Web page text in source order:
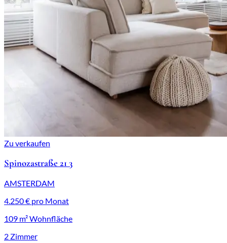
Zu verkaufen
Spinozastraße 21 3
AMSTERDAM
4.250 € pro Monat
109 m² Wohnfläche
2 Zimmer